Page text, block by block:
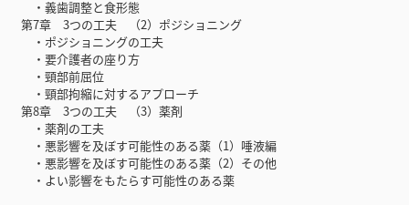
・義歯調整と食形態
第7章 3つの工夫 （2）ポジショニング
・ポジショニングの工夫
・要介護者の座り方
・頸部前屈位
・頸部拘縮に対するアプローチ
第8章 3つの工夫 （3）薬剤
・薬剤の工夫
・悪影響を及ぼす可能性のある薬（1）唾液編
・悪影響を及ぼす可能性のある薬（2）その他
・よい影響をもたらす可能性のある薬